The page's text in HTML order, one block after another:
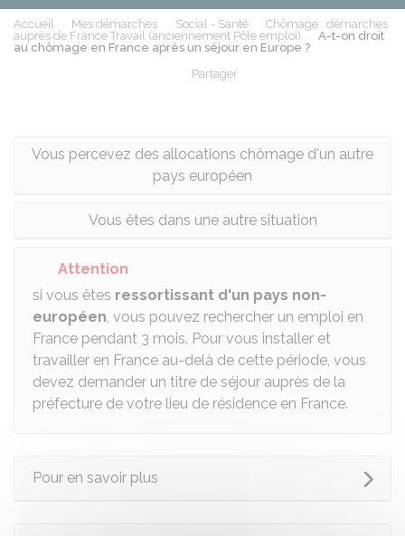
Accueil Mes démarches Social - Santé
Chômage : démarches
auprès de France Travail (anciennement Pôle emploi)
A-t-on droit
au chômage en France après un séjour en Europe ?
Partager
Vous percevez des allocations chômage d'un autre
pays européen
Vous êtes dans une autre situation
Attention
si vous êtes ressortissant d'un pays non-
européen, vous pouvez rechercher un emploi en
France pendant 3 mois. Pour vous installer et
travailler en France au-delà de cette période, vous
devez demander un titre de séjour auprès de la
préfecture de votre lieu de résidence en France.
Pour en savoir plus